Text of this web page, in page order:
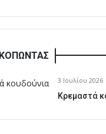
3 Ιουλίου 2026
Κρεμαστά